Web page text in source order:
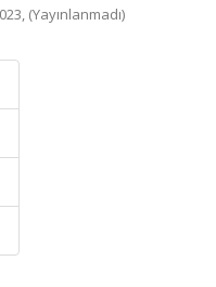
(Yayınlanmadı)